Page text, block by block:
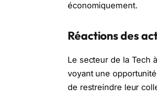
économiquement.
Réactions des
Le secteur de la Tech
voyant une
de restreindre leur